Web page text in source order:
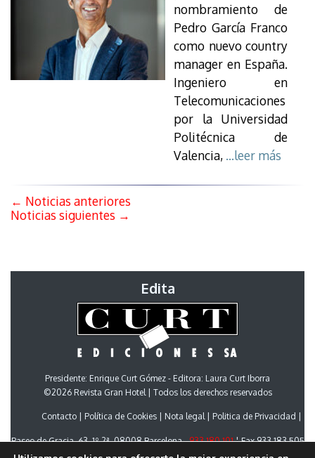
nombramiento de
Pedro García Franco
como nuevo country
manager en España.
Ingeniero en
Telecomunicaciones
por la Universidad
Politécnica de
Valencia, ...leer más
← Noticias anteriores
Noticias siguientes →
Edita
Presidente: Enrique Curt Gómez - Editora: Laura Curt Iborra
©2026 Revista Gran Hotel | Todos los derechos reservados
Contacto Política de Cookies Nota legal Politica de Privacidad
Paseo de Gracia, 63. 1º 2ª. 08008 Barcelona -933 180 101¦ Fax 933 183 505
Select Language ▼